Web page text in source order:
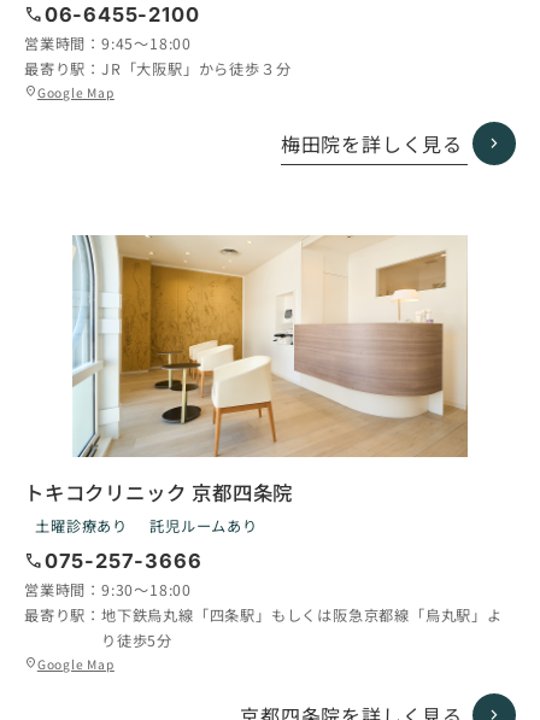
call06-6455-2100
営業時間： 9:45〜18:00
最寄り駅： JR「大阪駅」から徒歩３分
location_onGoogle Map
グ
梅田院を詳しく見る
トキコクリニック 京都四条院
土曜診療あり 託児ルームあり
call075-257-3666
営業時間： 9:30〜18:00
最寄り駅： 地下鉄烏丸線「四条駅」もしくは阪急京都線「烏丸駅」よ
り徒歩5分
location_onGoogle Map
グ